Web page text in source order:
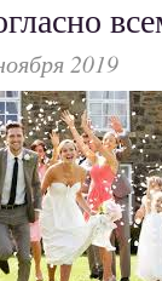
2019